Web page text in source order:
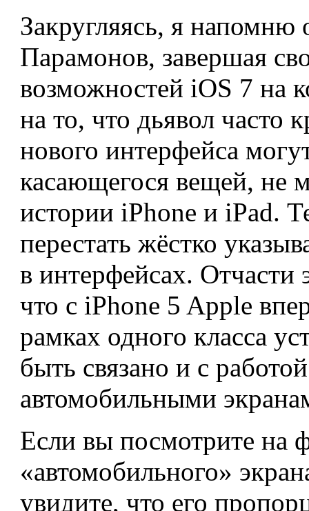
Закругляясь, я
Парамонов, завершая
возможностей iOS 7 на
на то, что дьявол часто
нового интерфейса
касающегося вещей, не
истории iPhone и iPad.
перестать жёстко
в интерфейсах. Отчасти
что с iPhone 5 Apple
рамках одного класса
быть связано и с
автомобильными
Если вы посмотрите на
«автомобильного»
увидите, что его